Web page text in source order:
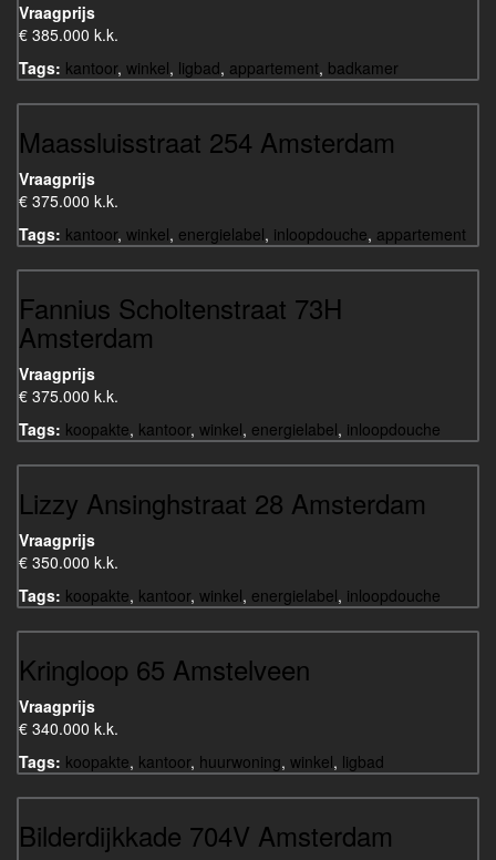
Vraagprijs
€ 385.000 k.k.
Tags: kantoor, winkel, ligbad, appartement, badkamer
Maassluisstraat 254 Amsterdam
Vraagprijs
€ 375.000 k.k.
Tags: kantoor, winkel, energielabel, inloopdouche, appartement
Fannius Scholtenstraat 73H
Amsterdam
Vraagprijs
€ 375.000 k.k.
Tags: koopakte, kantoor, winkel, energielabel, inloopdouche
Lizzy Ansinghstraat 28 Amsterdam
Vraagprijs
€ 350.000 k.k.
Tags: koopakte, kantoor, winkel, energielabel, inloopdouche
Kringloop 65 Amstelveen
Vraagprijs
€ 340.000 k.k.
Tags: koopakte, kantoor, huurwoning, winkel, ligbad
Bilderdijkkade 704V Amsterdam